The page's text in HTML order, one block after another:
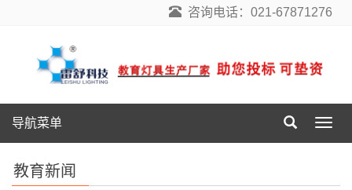
咨询电话：021-67871276
导
航
导航菜单
教育新闻